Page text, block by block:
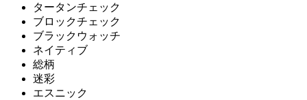
タータンチェック
ブロックチェック
ブラックウォッチ
ネイティブ
総柄
迷彩
エスニック